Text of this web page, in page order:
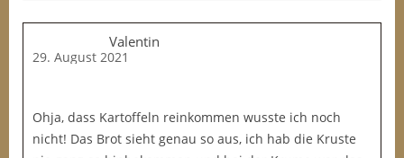
Valentin
29. August 2021
Ohja, dass Kartoffeln reinkommen wusste ich noch
nicht! Das Brot sieht genau so aus, ich hab die Kruste